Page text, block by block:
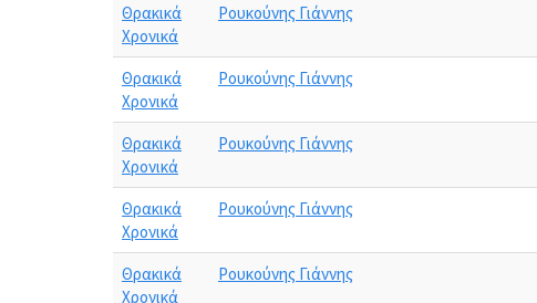
Θρακικά
Χρονικά
Ρουκούνης Γιάννης
Θρακικά
Χρονικά
Ρουκούνης Γιάννης
Θρακικά
Χρονικά
Ρουκούνης Γιάννης
Θρακικά
Χρονικά
Ρουκούνης Γιάννης
Θρακικά
Χρονικά
Ρουκούνης Γιάννης